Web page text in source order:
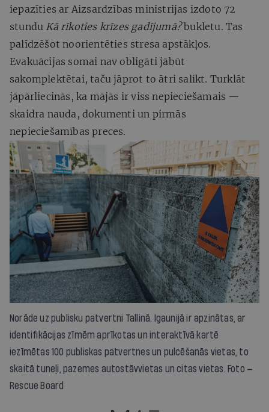
iepazīties ar Aizsardzības ministrijas izdoto 72
stundu Kā rīkoties krīzes gadījumā?bukletu. Tas
palīdzēšot noorientēties stresa apstākļos.
Evakuācijas somai nav obligāti jābūt
sakomplektētai, taču jāprot to ātri salikt. Turklāt
jāpārliecinās, ka mājās ir viss nepieciešamais —
skaidra nauda, dokumenti un pirmās
nepieciešamības preces.
Norāde uz publisku patvertni Tallinā. Igaunijā ir apzinātas, ar
identifikācijas zīmēm aprīkotas un interaktīvā kartē
iezīmētas 100 publiskas patvertnes un pulcēšanās vietas, to
skaitā tuneļi, pazemes autostāvvietas un citas vietas. Foto —
Rescue Board